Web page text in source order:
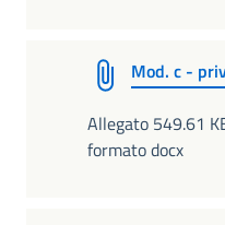
Mod. c -
Allegato 549.61
formato docx